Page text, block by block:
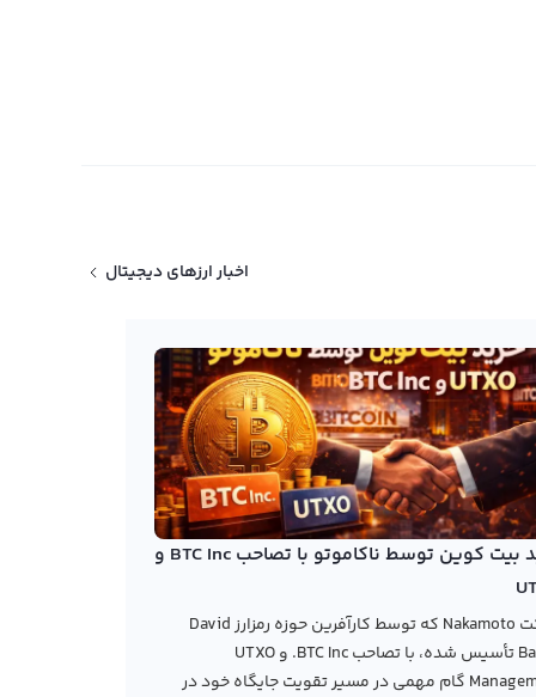
اخبار ارزهای دیجیتال
خرید بیت کوین توسط ناکاموتو با تصاحب BTC Inc و
شرکت Nakamoto که توسط کارآفرین حوزه رمزارز David
Bailey تأسیس شده، با تصاحب BTC Inc. و UTXO
Management گام مهمی در مسیر تقویت جایگاه خود در